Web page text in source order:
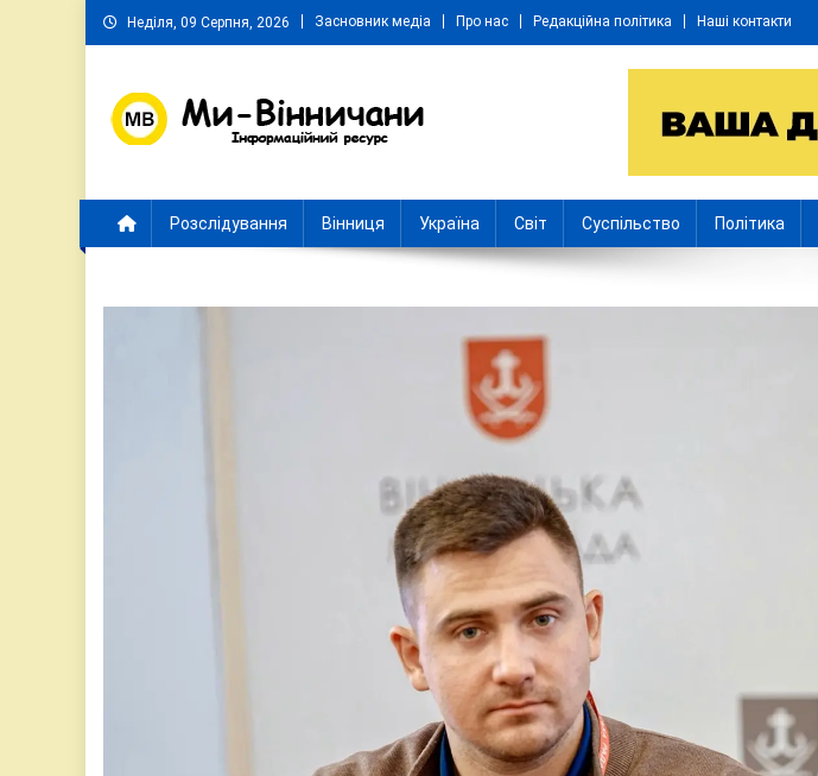
Skip
to
Неділя, 09 Серпня, 2026 Засновник медіа Про нас Редакційна політика Наші контакти
Розслідування Вінниця Україна Світ Суспільство Політика